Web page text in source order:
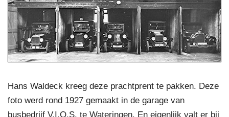
Hans Waldeck kreeg deze prachtprent te pakken. Deze
foto werd rond 1927 gemaakt in de garage van
busbedrijf V.I.O.S. te Wateringen. En eigenlijk valt er bij